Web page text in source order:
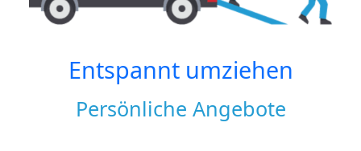
Entspannt umziehen
Persönliche Angebote